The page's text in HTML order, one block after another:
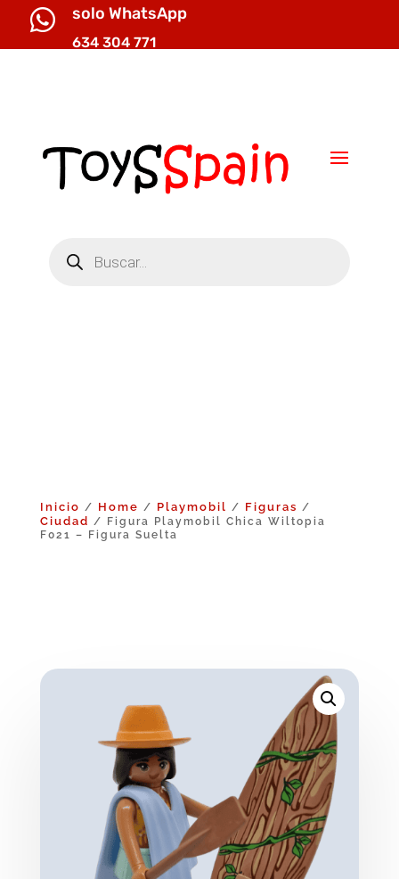
 solo WhatsApp
634 304 771
productos
Inicio / Home / Playmobil / Figuras /
Ciudad / Figura Playmobil Chica Wiltopia
F021 – Figura Suelta